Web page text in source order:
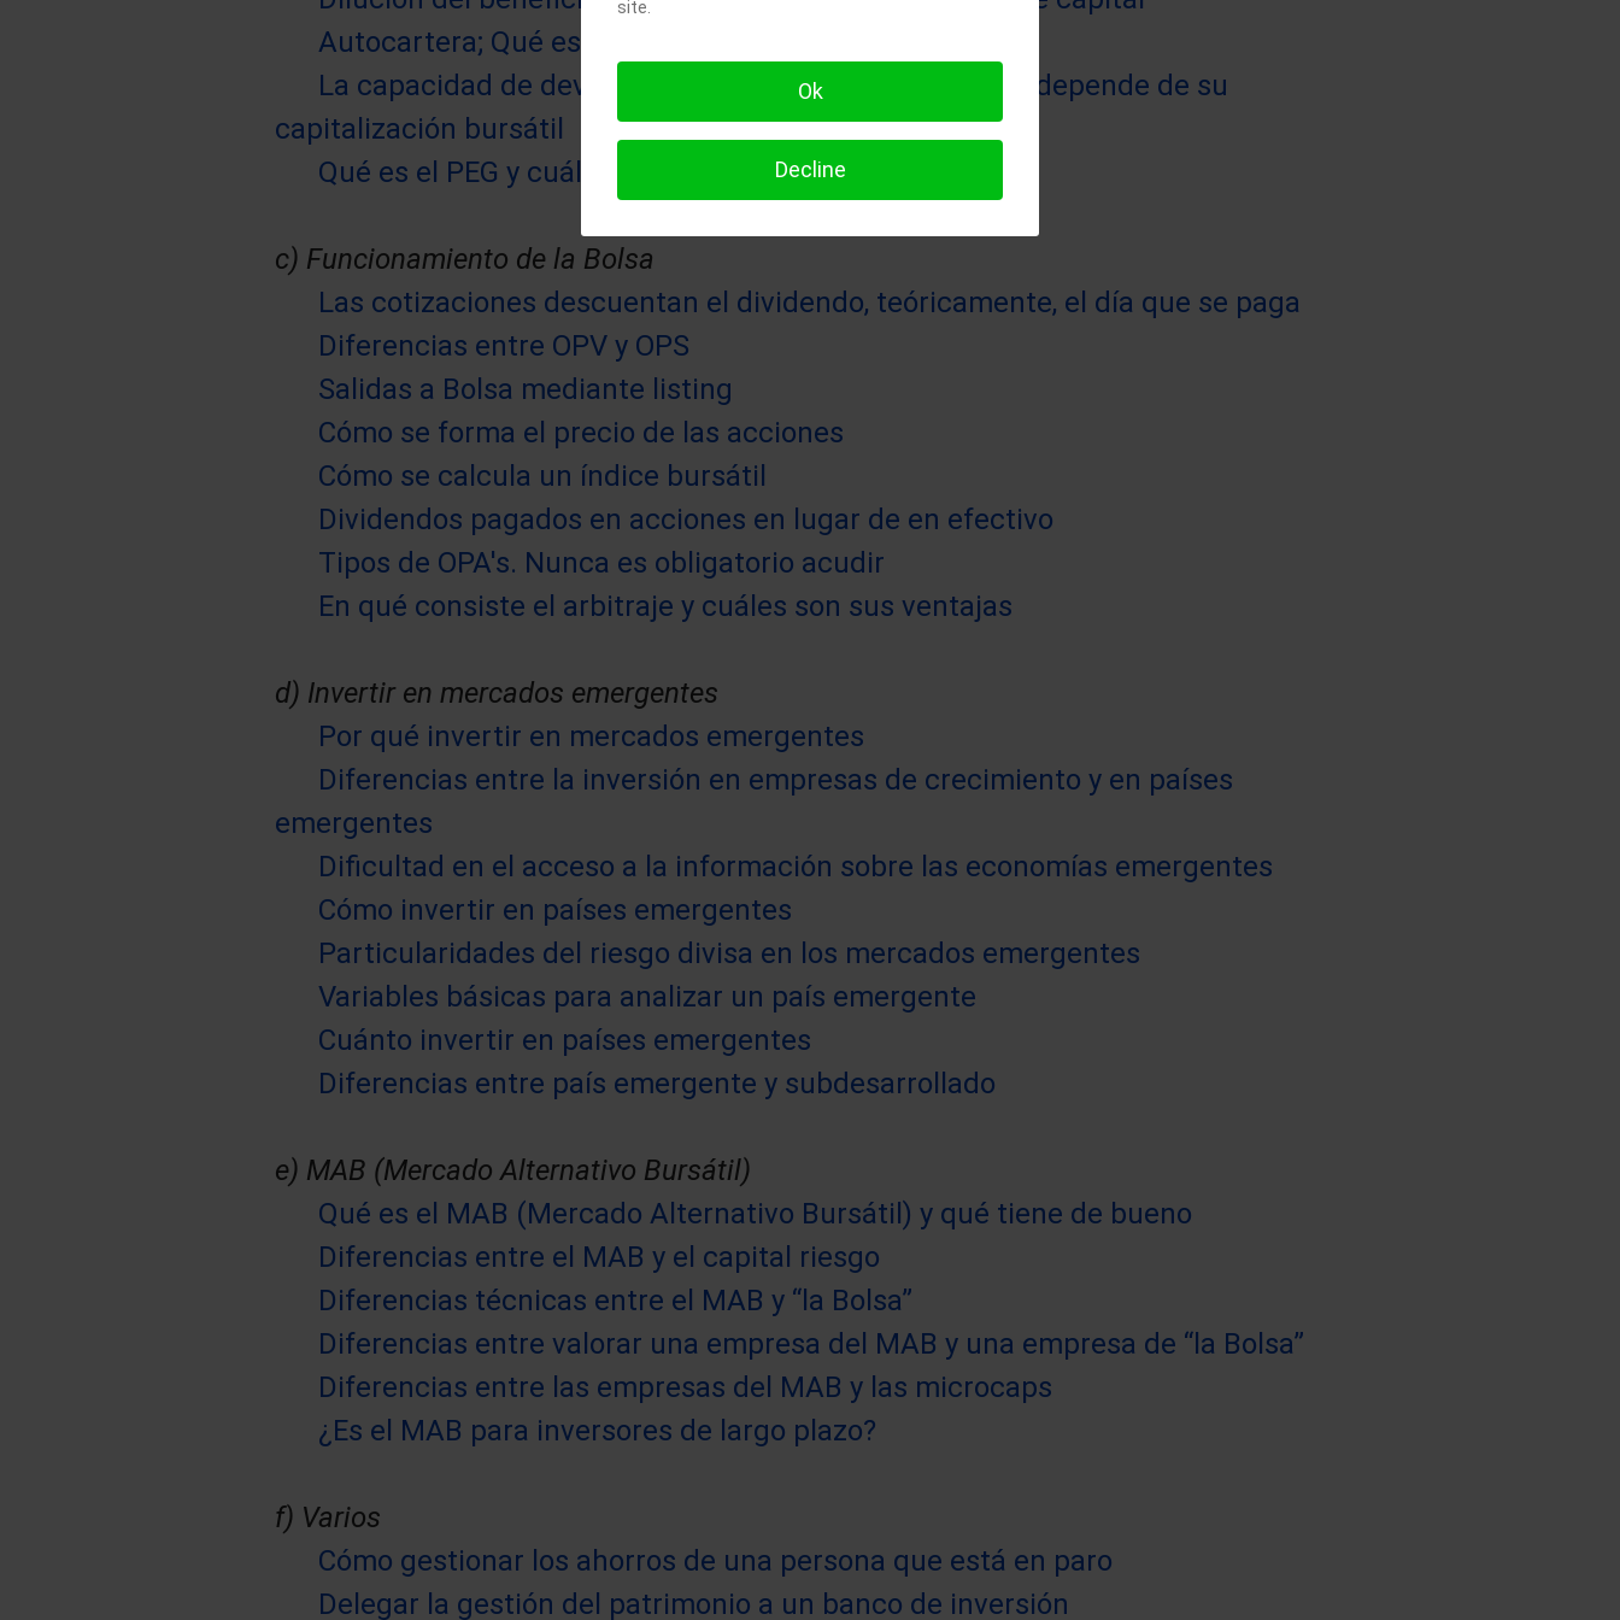
Autocartera; Qué es y qué importancia tiene
La capacidad de devolver la deuda de una empresa no depende de su
capitalización bursátil
Qué es el PEG y cuál es su utilidad
c) Funcionamiento de la Bolsa
Las cotizaciones descuentan el dividendo, teóricamente, el día que se paga
Diferencias entre OPV y OPS
Salidas a Bolsa mediante listing
Cómo se forma el precio de las acciones
Cómo se calcula un índice bursátil
Dividendos pagados en acciones en lugar de en efectivo
Tipos de OPA's. Nunca es obligatorio acudir
En qué consiste el arbitraje y cuáles son sus ventajas
d) Invertir en mercados emergentes
Por qué invertir en mercados emergentes
Diferencias entre la inversión en empresas de crecimiento y en países
emergentes
Dificultad en el acceso a la información sobre las economías emergentes
Cómo invertir en países emergentes
Particularidades del riesgo divisa en los mercados emergentes
Variables básicas para analizar un país emergente
Cuánto invertir en países emergentes
Diferencias entre país emergente y subdesarrollado
e) MAB (Mercado Alternativo Bursátil)
Qué es el MAB (Mercado Alternativo Bursátil) y qué tiene de bueno
Diferencias entre el MAB y el capital riesgo
Diferencias técnicas entre el MAB y “la Bolsa”
Diferencias entre valorar una empresa del MAB y una empresa de “la Bolsa”
Diferencias entre las empresas del MAB y las microcaps
¿Es el MAB para inversores de largo plazo?
f) Varios
Cómo gestionar los ahorros de una persona que está en paro
Delegar la gestión del patrimonio a un banco de inversión
site.
Ok
Decline